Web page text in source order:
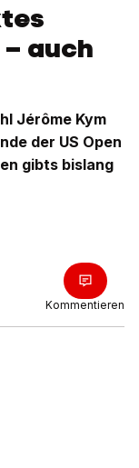
auch
Jérôme Kym
der US Open
gibts bislang
Kommentieren